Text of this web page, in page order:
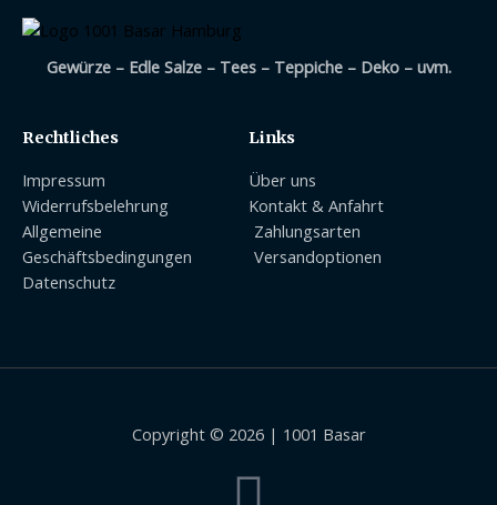
Gewürze – Edle Salze – Tees – Teppiche – Deko – uvm.
Rechtliches
Impressum
Widerrufsbelehrung
Allgemeine
Geschäftsbedingungen
Datenschutz
Links
Über uns
Kontakt & Anfahrt
Zahlungsarten
Versandoptionen
Copyright © 2026 | 1001 Basar